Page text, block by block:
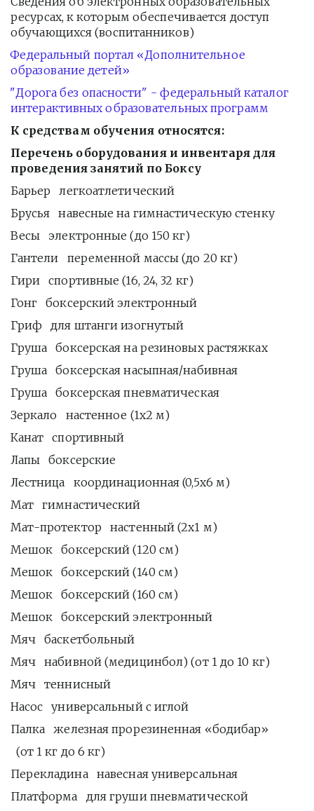
ресурсах, к которым обеспечивается доступ
обучающихся (воспитанников)
Федеральный портал «Дополнительное
образование детей»
"Дорога без опасности" - федеральный каталог
интерактивных образовательных программ
К средствам обучения относятся:
Перечень оборудования и инвентаря для
проведения занятий по Боксу
Барьер   легкоатлетический
Брусья   навесные на гимнастическую стенку
Весы   электронные (до 150 кг)
Гантели   переменной массы (до 20 кг)
Гири   спортивные (16, 24, 32 кг)
Гонг   боксерский электронный
Гриф   для штанги изогнутый
Груша   боксерская на резиновых растяжках
Груша   боксерская насыпная/набивная
Груша   боксерская пневматическая
Зеркало   настенное (1x2 м)
Канат   спортивный
Лапы   боксерские
Лестница   координационная (0,5x6 м)
Мат   гимнастический
Мат-протектор   настенный (2x1 м)
Мешок   боксерский (120 см)
Мешок   боксерский (140 см)
Мешок   боксерский (160 см)
Мешок   боксерский электронный
Мяч   баскетбольный
Мяч   набивной (медицинбол) (от 1 до 10 кг)
Мяч   теннисный
Насос   универсальный с иглой
Палка   железная прорезиненная «бодибар»
  (от 1 кг до 6 кг)
Перекладина   навесная универсальная
Платформа   для груши пневматической